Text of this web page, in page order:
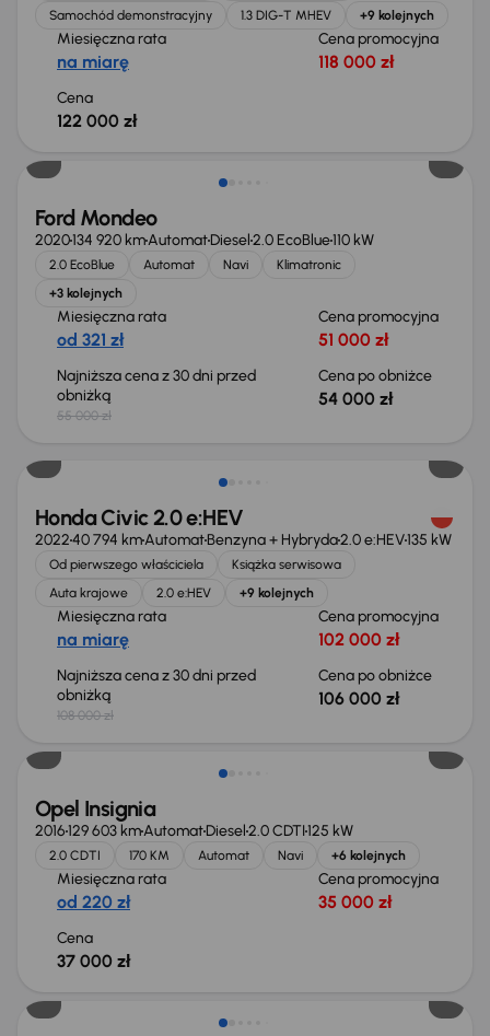
Samochód demonstracyjny
1.3 DIG-T MHEV +9 kolejnych
Miesięczna rata
na miarę
Cena promocyjna
118 000 zł
Cena
122 000 zł
Ford Mondeo
2020134 920 kmAutomatDiesel2.0 EcoBlue110 kW
2.0 EcoBlue Automat Navi
Klimatronic
+3 kolejnych
Miesięczna rata
od 321 zł
Cena promocyjna
51 000 zł
Najniższa cena z 30 dni przed
obniżką
55 000 zł
Cena po obniżce
54 000 zł
Honda Civic 2.0 e:HEV
202240 794 kmAutomatBenzyna + Hybryda2.0 e:HEV135 kW
Od pierwszego właściciela
Książka serwisowa
Auta krajowe
2.0 e:HEV +9 kolejnych
Miesięczna rata
na miarę
Cena promocyjna
102 000 zł
Najniższa cena z 30 dni przed
obniżką
108 000 zł
Cena po obniżce
106 000 zł
Świeżo skupione
Opel Insignia
2016129 603 kmAutomatDiesel2.0 CDTI125 kW
2.0 CDTI 170 KM Automat Navi +6 kolejnych
Miesięczna rata
od 220 zł
Cena promocyjna
35 000 zł
Cena
37 000 zł